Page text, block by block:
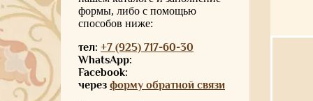
формы, либо с помощью
способов ниже:
тел: +7 (925) 717-60-30
WhatsApp:
Facebook:
через форму обратной связи